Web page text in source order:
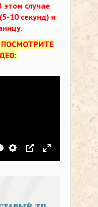
этом случае
10 секунд) и
ПОСМОТРИТЕ
звук
Настройки
PIP На весь